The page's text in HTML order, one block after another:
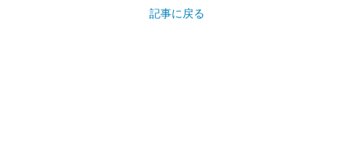
記事に戻る